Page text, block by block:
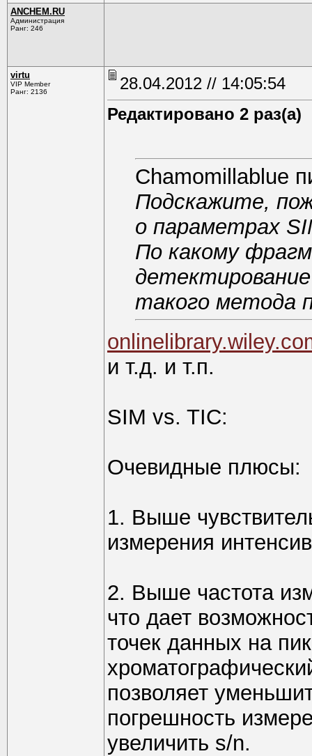
ANCHEM.RU
Администрация
Ранг: 246
virtu
VIP Member
Ранг: 2136
28.04.2012 // 14:05:54
Редактировано 2 раз(а)
Chamomillablue
Подскажите,
о параметрах
По какому
такого метода
и т.д. и т.п.
SIM vs. TIC:
Очевидные плюсы:
1. Выше
измерения
2. Выше частота
что дает
точек данных на
позволяет
погрешность
увеличить s/n.